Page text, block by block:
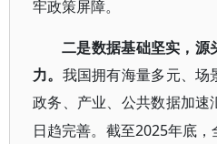
牢政策屏障。
二是数据基础坚实，源
力。 我国拥有海量多元、场
政务、产业、公共数据加速
日趋完善。截至2025年底，